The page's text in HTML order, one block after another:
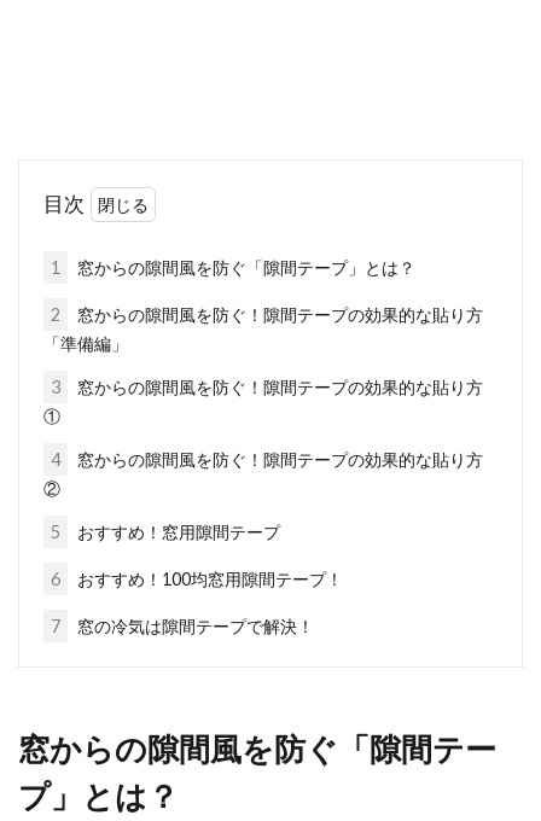
均グッズではじめてみよう
てくると...
窓のカーテンレールはDIYできる！
考えの方もいるでしょうまた、お使いのカーテ
防犯のために窓をロックするなら
現在、借り手がいなくて空いている部屋の、防
目次
1 窓からの隙間風を防ぐ「隙間テープ」とは？
2
窓からの隙間風を防ぐ！隙間テープの効果的な貼り方
「準備編」
3
窓からの隙間風を防ぐ！隙間テープの効果的な貼り方
①
4
窓からの隙間風を防ぐ！隙間テープの効果的な貼り方
②
5 おすすめ！窓用隙間テープ
6 おすすめ！100均窓用隙間テープ！
7 窓の冷気は隙間テープで解決！
窓からの隙間風を防ぐ「隙間テー
プ」とは？